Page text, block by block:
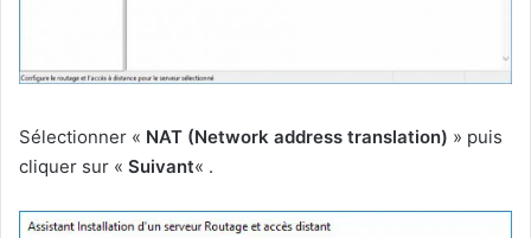
Sélectionner « NAT (Network address translation) » puis
cliquer sur « Suivant« .